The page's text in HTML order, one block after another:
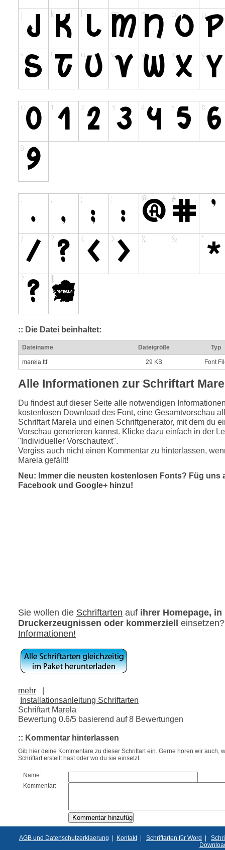
:: Die Datei beinhaltet:
Dateiname Dateigröße Typ
marela.ttf 29 KB Font
Alle Informationen zur Schriftart
Du findest auf dieser Seite alle notwendigen
kostenlosen Download des Font, eine Gesamtvorschau
Schriftart Marela und einen Schriftgenerator, mit dem du
Vorschau generieren kannst. Klicke dazu einfach in der
"Individueller Vorschautext".
Vergiss auch nicht einen Kommentar zu hinterlassen,
Marela gefällt!
Neu: Immer die neusten kostenlosen Fonts? Füg uns
Facebook und Google+ hinzu!
Sie wollen die Schriftarten auf ihrer Homepage, in
Druckerzeugnissen oder kommerziell
Informationen!
mehr
|
Installationsanleitung Schriftarten
Schriftart Marela
Bewertung 0.6/5 basierend auf8 Bewertungen
:: Kommentar hinterlassen
Gib hier deine Kommentare zu dieser Schriftart ein. Gerne hören wir auch,
Schriftart erstellt hast oder wo du sie einsetzt.
Name:
Kommentar:
AGB und Datenschutzerklaerung | Kontakt| Schriftarten für Word |